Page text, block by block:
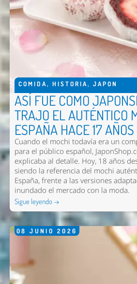
COMIDA, HISTORIA, JAPON
ASÍ FUE COMO
TRAJO EL AUTÉNTICO
ESPAÑA HACE 17 AÑOS
Cuando el mochi todavía era un
para el público español,
explicaba al detalle. Hoy, 18 años
siendo la referencia del mochi
España, frente a las versiones
inundado el mercado con la moda.
Sigue leyendo →
08 JUNIO 2026